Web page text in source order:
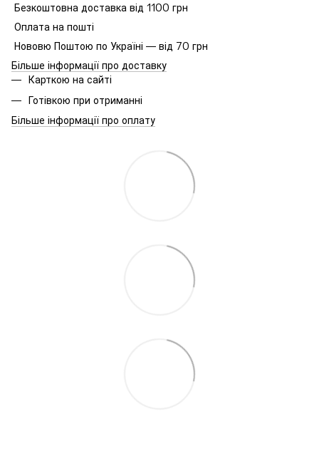
Безкоштовна доставка від 1100 грн
Оплата на пошті
Нововю Поштою по Україні — від 70 грн
Більше інформації про доставку
Карткою на сайті
Готівкою при отриманні
Більше інформації про оплату